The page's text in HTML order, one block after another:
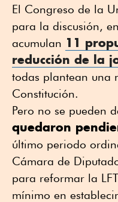
El Congreso de la
para la discusión,
acumulan 11
reducción de la
todas plantean una
Constitución.
Pero no se pueden
quedaron
último periodo
Cámara de
para reformar la
mínimo en